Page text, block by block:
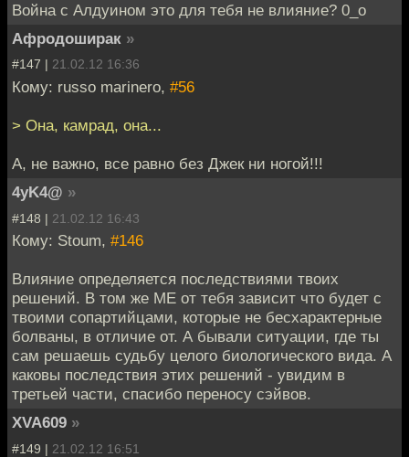
Война с Алдуином это для тебя не влияние? 0_о
Афродоширак »
#147 | 21.02.12 16:36
Кому: russo marinero, #56
> Она, камрад, она...
А, не важно, все равно без Джек ни ногой!!!
4yK4@ »
#148 | 21.02.12 16:43
Кому: Stoum, #146
Влияние определяется последствиями твоих
решений. В том же ME от тебя зависит что будет с
твоими сопартийцами, которые не бесхарактерные
болваны, в отличие от. А бывали ситуации, где ты
сам решаешь судьбу целого биологического вида. А
каковы последствия этих решений - увидим в
третьей части, спасибо переносу сэйвов.
XVA609 »
#149 | 21.02.12 16:51